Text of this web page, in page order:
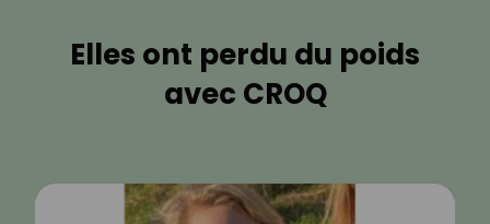
Elles ont perdu du poids
avec CROQ